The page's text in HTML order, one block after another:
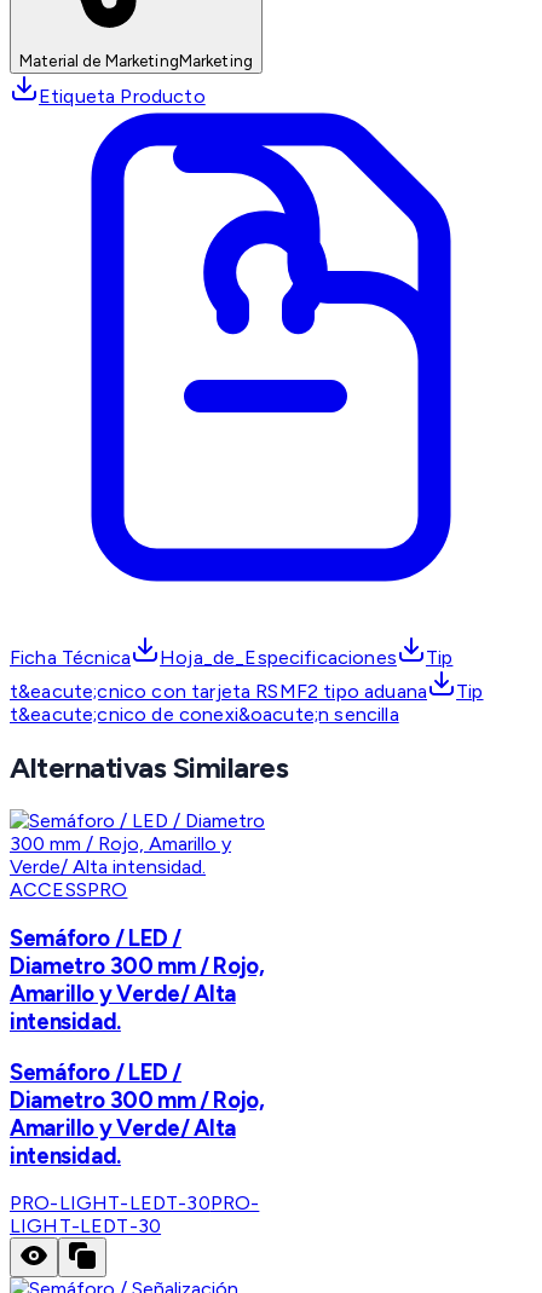
Material de MarketingMarketing
Etiqueta Producto
Ficha Técnica Hoja_de_Especificaciones
Tip
t&eacute;cnico con tarjeta RSMF2 tipo aduana
Tip
t&eacute;cnico de conexi&oacute;n sencilla
Alternativas Similares
ACCESSPRO
Semáforo / LED /
Diametro 300 mm / Rojo,
Amarillo y Verde/ Alta
intensidad.
Semáforo / LED /
Diametro 300 mm / Rojo,
Amarillo y Verde/ Alta
intensidad.
PRO-LIGHT-LEDT-30PRO-
LIGHT-LEDT-30